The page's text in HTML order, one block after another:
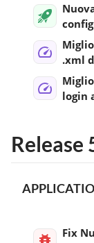
.xml
login
Release
Fix